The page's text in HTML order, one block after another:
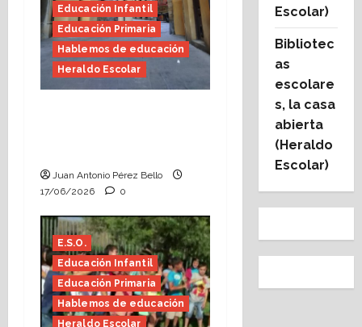
Educación Infantil
Educación Primaria
Hablemos de educación
Heraldo Escolar
Juan Antonio Pérez Bello
17/06/2026
0
E.S.O.
Educación Infantil
Educación Primaria
Hablemos de educación
Heraldo Escolar
Escolar)
Bibliotec
as
escolare
s, la casa
abierta
(Heraldo
Escolar)